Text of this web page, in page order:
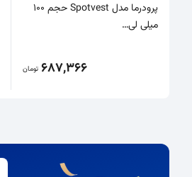
پرودرما مدل Spotvest حجم 100
میلی لی…
687,366 تومان